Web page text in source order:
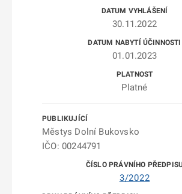
30.11.2022
01.01.2023
Platné
Městys Dolní Bukovsko
IČO: 00244791
3/2022